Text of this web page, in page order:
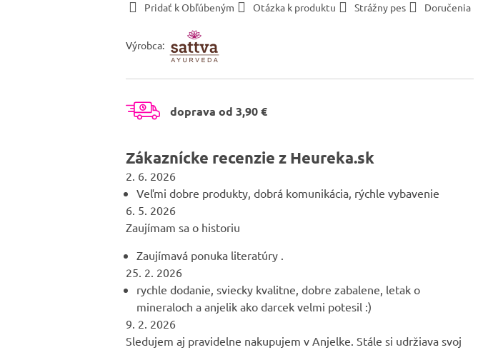
Pridať k Obľúbeným Otázka k produktu Strážny pes Doručenia
Výrobca:
doprava od 3,90 €
Zákaznícke recenzie z Heureka.sk
2. 6. 2026
Veľmi dobre produkty, dobrá komunikácia, rýchle vybavenie
6. 5. 2026
Zaujímam sa o historiu
Zaujímavá ponuka literatúry .
25. 2. 2026
rychle dodanie, sviecky kvalitne, dobre zabalene, letak o
mineraloch a anjelik ako darcek velmi potesil :)
9. 2. 2026
Sledujem aj pravidelne nakupujem v Anjelke. Stále si udržiava svoj